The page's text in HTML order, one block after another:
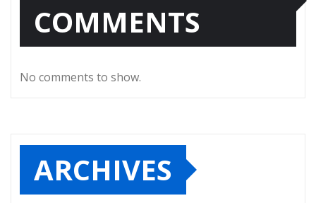
COMMENTS
No comments to show.
ARCHIVES